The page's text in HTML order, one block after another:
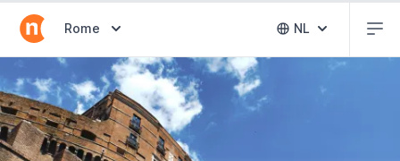
Abrir selector de destinos
Rome Abrir selector
NL